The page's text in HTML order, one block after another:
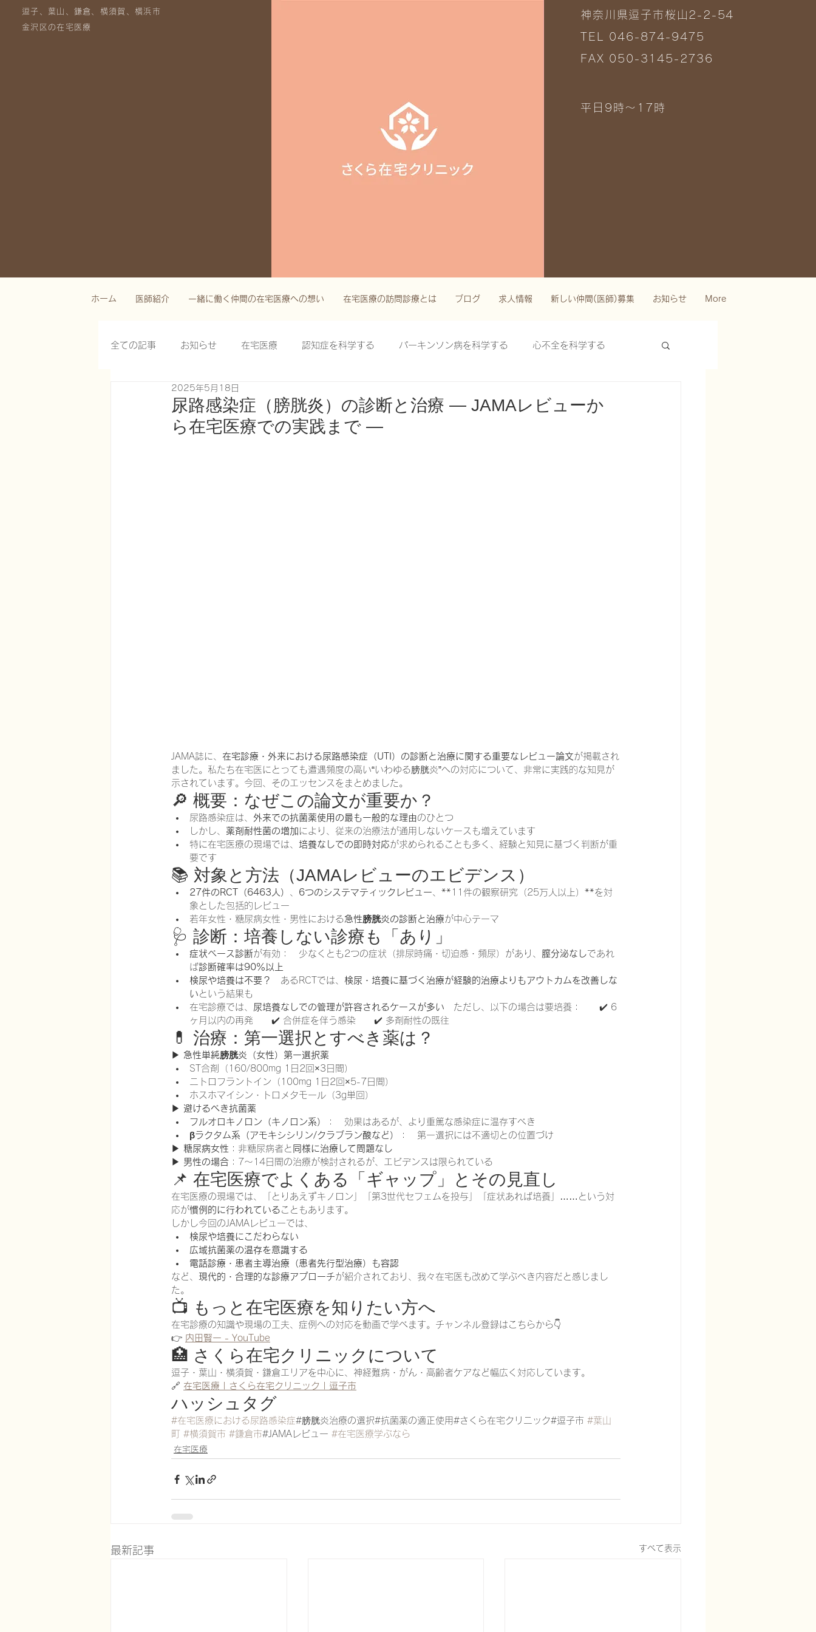
逗子、葉山、鎌倉、横須賀、横浜市
金沢区の在宅医療
神奈川県逗子市桜山2-2-54
TEL 046-874-9475
FAX 050-3145-2736
平日9時～17時
ホーム 医師紹介 一緒に働く仲間の在宅医療への想い 在宅医療の訪問診療とは ブログ 求人情報 新しい仲間(医師)募集 お知らせ More
全ての記事 お知らせ 在宅医療 認知症を科学する パーキンソン病を科学する 心不全を科学する
栄養管理を科学する
尿路感染症（膀胱炎）の診断と治療 ― JAMAレビューか
ら在宅医療での実践まで ―
2025年5月18日
JAMA誌に、 在宅診療・外来における尿路感染症（UTI）の診断と治療に関する重要なレビュー論文が掲載され
ました。私たち在宅医にとっても遭遇頻度の高い“いわゆる膀胱炎”への対応について、非常に実践的な知見が
示されています。今回、そのエッセンスをまとめました。
🔎 概要：なぜこの論文が重要か？
尿路感染症は、 外来での抗菌薬使用の最も一般的な理由のひとつ
しかし、 薬剤耐性菌の増加 により、従来の治療法が通用しないケースも増えています
特に在宅医療の現場では、 培養なしでの即時対応が求められることも多く、経験と知見に基づく判断が重
要です
📚 対象と方法（JAMAレビューのエビデンス）
27件のRCT（6463人） 、 6つのシステマティックレビュー、**11件の観察研究（25万人以上）**を対
象とした包括的レビュー
若年女性・糖尿病女性・男性における急性膀胱炎の診断と治療が中心テーマ
🩺 診断：培養しない診療も「あり」
症状ベース診断が有効：　少なくとも2つの症状（排尿時痛・切迫感・頻尿）があり、 膣分泌なしであれ
ば診断確率は90％以上
検尿や培養は不要？
あるRCTでは、 検尿・培養に基づく治療が経験的治療よりもアウトカムを改善しな
い という結果も
在宅診療では、 尿培養なしでの管理が許容されるケースが多い ただし、以下の場合は要培養：　　✔️ 6
ヶ月以内の再発　　✔️ 合併症を伴う感染　　✔️ 多剤耐性の既往
💊 治療：第一選択とすべき薬は？
▶ 急性単純膀胱炎（女性）第一選択薬
ST合剤（160/800mg 1日2回×3日間）
ニトロフラントイン（100mg 1日2回×5-7日間）
ホスホマイシン・トロメタモール（3g単回）
▶ 避けるべき抗菌薬
フルオロキノロン（キノロン系）
：　効果はあるが、より重篤な感染症に温存すべき
βラクタム系（アモキシシリン/クラブラン酸など）
：　第一選択には不適切との位置づけ
▶ 糖尿病女性 ：非糖尿病者と 同様に治療して問題なし
▶ 男性の場合 ：7〜14日間の治療が検討されるが、エビデンスは限られている
📌 在宅医療でよくある「ギャップ」とその見直し
在宅医療の現場では、「とりあえずキノロン」「第3世代セフェムを投与」「症状あれば培養」……という対
応が慣例的に行われている こともあります。
しかし今回のJAMAレビューでは、
検尿や培養にこだわらない
広域抗菌薬の温存を意識する
電話診療・患者主導治療（患者先行型治療）も容認
など、 現代的・合理的な診療アプローチが紹介されており、我々在宅医も改めて学ぶべき内容だと感じまし
た。
📺 もっと在宅医療を知りたい方へ
在宅診療の知識や現場の工夫、症例への対応を動画で学べます。チャンネル登録はこちらから👇
👉 内田賢一 - YouTube
🏥 さくら在宅クリニックについて
逗子・葉山・横須賀・鎌倉エリアを中心に、神経難病・がん・高齢者ケアなど幅広く対応しています。
🔗 在宅医療 | さくら在宅クリニック | 逗子市
ハッシュタグ
#在宅医療における尿路感染症#膀胱炎治療の選択#抗菌薬の適正使用#さくら在宅クリニック#逗子市 #葉山
町
#横須賀市 #鎌倉市#JAMAレビュー #在宅医療学ぶなら
在宅医療
最新記事 すべて表示